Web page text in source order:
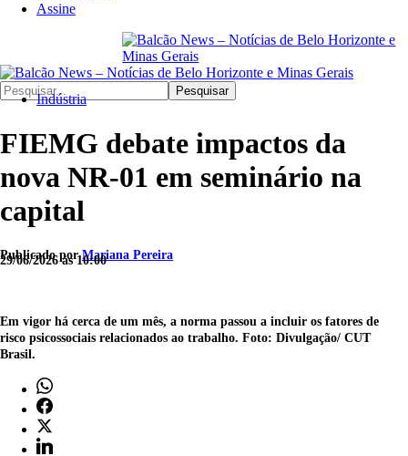
Assine
Pesquisar
Indústria
FIEMG debate impactos da
nova NR-01 em seminário na
capital
Publicado porMariana Pereira
29/06/2026 às 10:00
Em vigor há cerca de um mês, a norma passou a incluir os fatores de
risco psicossociais relacionados ao trabalho. Foto: Divulgação/ CUT
Brasil.